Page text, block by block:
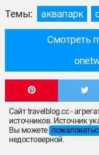
Темы: аквапарк
Смотреть
Сайт travelblog.cc -
источников. Источник
Вы можете
недостоверной.